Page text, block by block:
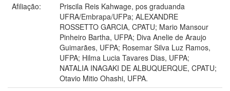
Afiliação:
Priscila Reis Kahwage, pos graduanda
UFRA/Embrapa/UFPa; ALEXANDRE
ROSSETTO GARCIA, CPATU; Mario Mansour
Pinheiro Bartha, UFPA; Diva Anelie de Araujo
Guimarães, UFPA; Rosemar Silva Luz Ramos,
UFPA; Hilma Lucia Tavares Dias, UFPA;
NATALIA INAGAKI DE ALBUQUERQUE, CPATU;
Otavio Mitio Ohashi, UFPA.